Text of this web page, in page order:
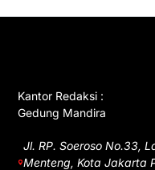
Kantor Redaksi :
Gedung Mandira
Jl. RP. Soeroso No.33,
Menteng, Kota Jakarta